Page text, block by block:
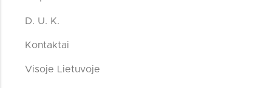
D. U. K.
Kontaktai
Visoje Lietuvoje